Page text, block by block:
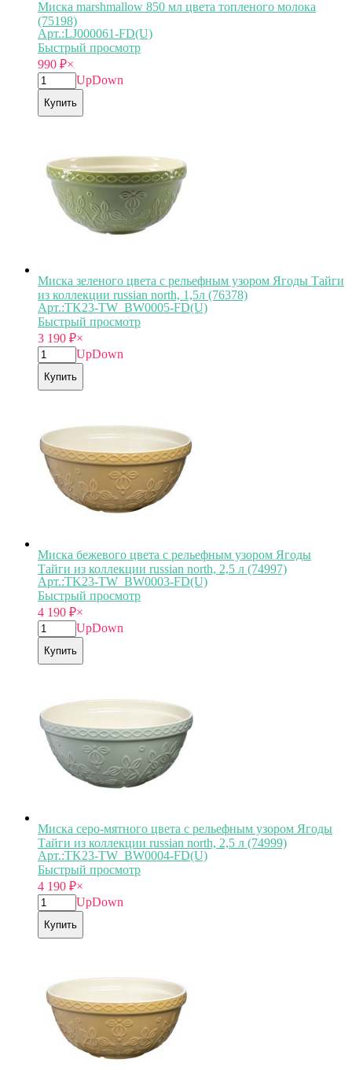
Миска marshmallow 850 мл цвета топленого молока
(75198)
Арт.:LJ000061-FD(U)
Быстрый просмотр
990 ₽×
UpDown
Купить
Миска зеленого цвета с рельефным узором Ягоды Тайги
из коллекции russian north, 1,5л (76378)
Арт.:TK23-TW_BW0005-FD(U)
Быстрый просмотр
3 190 ₽×
UpDown
Купить
Миска бежевого цвета с рельефным узором Ягоды
Тайги из коллекции russian north, 2,5 л (74997)
Арт.:TK23-TW_BW0003-FD(U)
Быстрый просмотр
4 190 ₽×
UpDown
Купить
Миска серо-мятного цвета с рельефным узором Ягоды
Тайги из коллекции russian north, 2,5 л (74999)
Арт.:TK23-TW_BW0004-FD(U)
Быстрый просмотр
4 190 ₽×
UpDown
Купить